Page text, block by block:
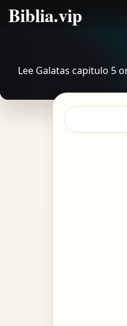
Biblia.vip
Lee Galatas capitulo 5